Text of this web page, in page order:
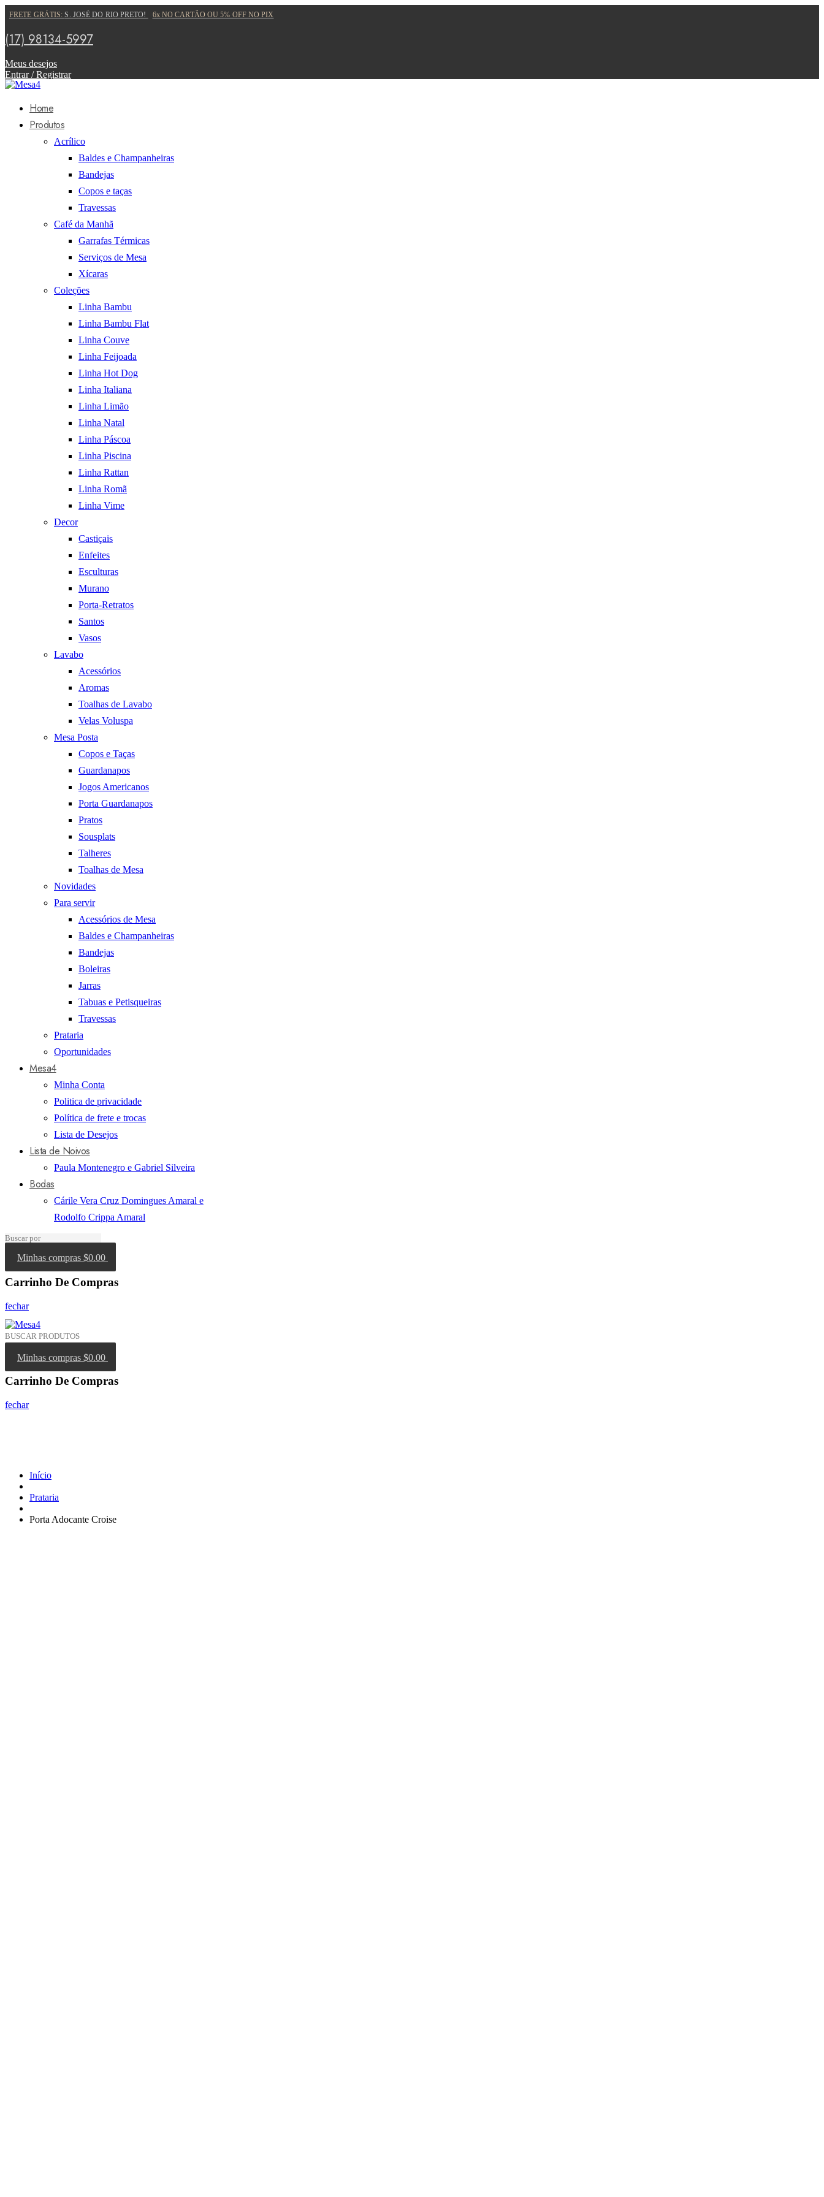
FRETE GRÁTIS:S. JOSÉ DO RIO PRETO! 6x NO CARTÃO OU 5% OFF NO PIX
(17) 98134-5997
Meus desejos
Entrar / Registrar
Home
Produtos
Acrílico
Baldes e Champanheiras
Bandejas
Copos e taças
Travessas
Café da Manhã
Garrafas Térmicas
Serviços de Mesa
Xícaras
Coleções
Linha Bambu
Linha Bambu Flat
Linha Couve
Linha Feijoada
Linha Hot Dog
Linha Italiana
Linha Limão
Linha Natal
Linha Páscoa
Linha Piscina
Linha Rattan
Linha Romã
Linha Vime
Decor
Castiçais
Enfeites
Esculturas
Murano
Porta-Retratos
Santos
Vasos
Lavabo
Acessórios
Aromas
Toalhas de Lavabo
Velas Voluspa
Mesa Posta
Copos e Taças
Guardanapos
Jogos Americanos
Porta Guardanapos
Pratos
Sousplats
Talheres
Toalhas de Mesa
Novidades
Para servir
Acessórios de Mesa
Baldes e Champanheiras
Bandejas
Boleiras
Jarras
Tabuas e Petisqueiras
Travessas
Prataria
Oportunidades
Mesa4
Minha Conta
Politica de privacidade
Política de frete e trocas
Lista de Desejos
Lista de Noivos
Paula Montenegro e Gabriel Silveira
Bodas
Cárile Vera Cruz Domingues Amaral e
Rodolfo Crippa Amaral
Minhas compras $0.00
Carrinho De Compras
fechar
Minhas compras $0.00
Carrinho De Compras
fechar
Início
Prataria
Porta Adocante Croise